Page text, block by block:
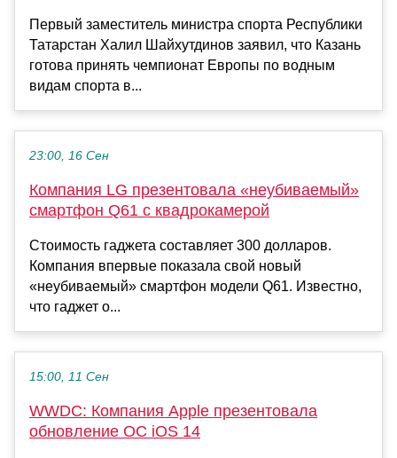
Первый заместитель министра спорта Республики
Татарстан Халил Шайхутдинов заявил, что Казань
готова принять чемпионат Европы по водным
видам спорта в...
23:00, 16 Сен
Компания LG презентовала «неубиваемый»
смартфон Q61 с квадрокамерой
Стоимость гаджета составляет 300 долларов.
Компания впервые показала свой новый
«неубиваемый» смартфон модели Q61. Известно,
что гаджет о...
15:00, 11 Сен
WWDC: Компания Apple презентовала
обновление ОС iOS 14